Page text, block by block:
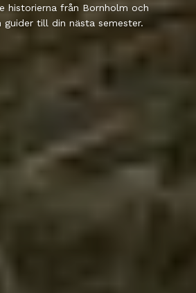
historierna från Bornholm och
till din nästa semester.